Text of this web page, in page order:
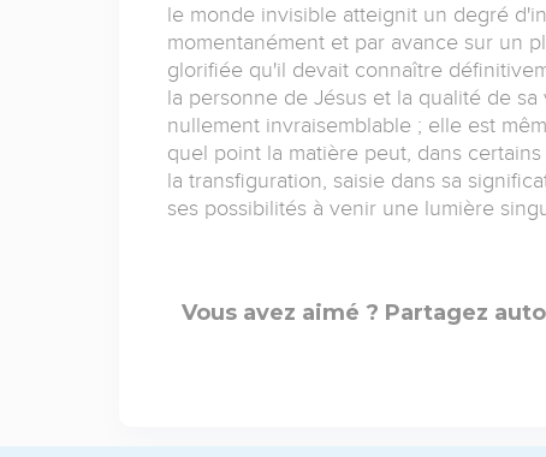
le monde invisible atteignit un degré
momentanément et par avance sur un
glorifiée qu'il devait connaître
la personne de Jésus et la qualité de
nullement invraisemblable ; elle est
quel point la matière peut, dans
la transfiguration, saisie dans sa
ses possibilités à venir une lumière
Vous avez aimé ? Partagez